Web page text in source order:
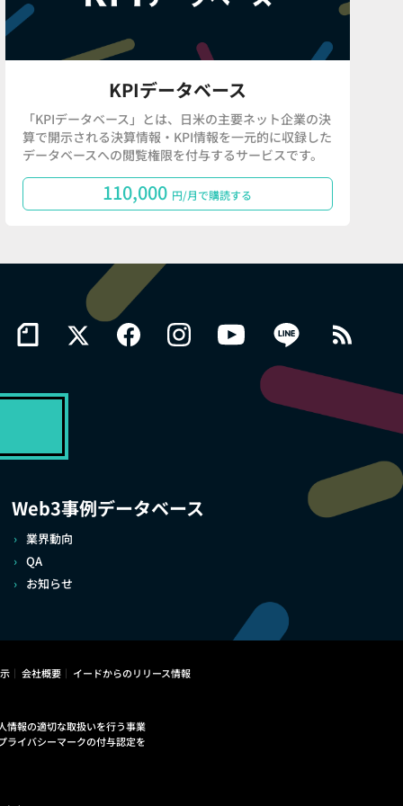
KPIデータベース
「KPIデータベース」とは、日米の主要ネット企業の決
算で開示される決算情報・KPI情報を一元的に収録した
データベースへの閲覧権限を付与するサービスです。
110,000 円/月で購読する
Web3事例データベース
業界動向
QA
お知らせ
会社概要 イードからのリリース情報
情報の適切な取扱いを行う事業
ライバシーマークの付与認定を